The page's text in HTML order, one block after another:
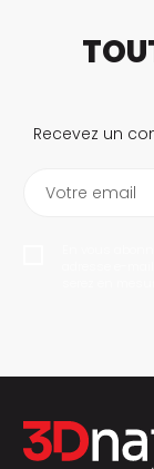
Recevez un
Votre email